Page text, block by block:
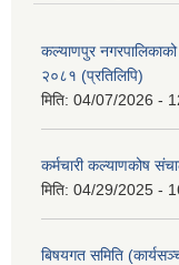
कल्याणपुर नगरपालिकाको
२०८१ (प्रतिलिपि)
मिति: 04/07/2026 -
कर्मचारी कल्याणकोष
मिति: 04/29/2025 -
बिषयगत समिति